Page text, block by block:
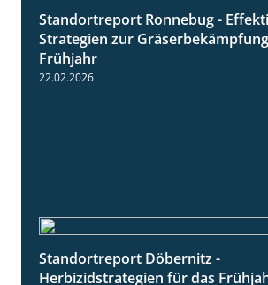
Standortreport Ronnebug -
Strategien zur
Frühjahr
22.02.2026
Standortreport Döbernitz -
Herbizidstrategien für das